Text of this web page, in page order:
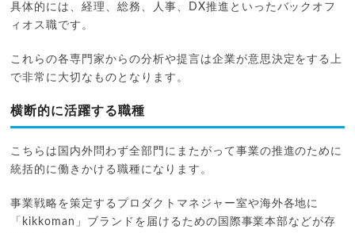
具体的には、経理、総務、人事、DX推進といったバックオフ
ィオス職です。
これらの各専門家からの分析や提言は企業が意思決定をする上
で非常に大切なものとなります。
横断的に活躍する職種
こちらは国内外問わず全部門にまたがって事業の推進のために
統括的に働きかける職種になります。
事業戦略を策定するプロダクトマネジャー室や海外各地に
「kikkoman」ブランドを届けるための国際事業本部などが存